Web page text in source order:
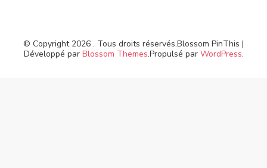
© Copyright 2026 . Tous droits réservés.Blossom PinThis |
Développé par Blossom Themes.Propulsé par WordPress.